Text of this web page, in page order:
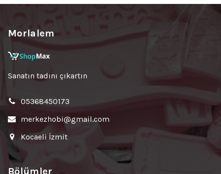
Morlalem
Sanatın tadını çıkartın
05368450173
merkezhobi@gmail.com
Kocaeli İzmit
Bölümler